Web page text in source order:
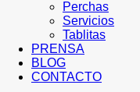
Perchas
Servicios
Tablitas
PRENSA
BLOG
CONTACTO